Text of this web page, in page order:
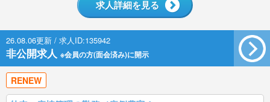
求人詳細を見る
26.08.06更新 / 求人ID:135942
非公開求人 ※会員の方(面会済み)に開示
RENEW